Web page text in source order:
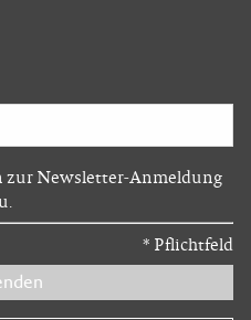
zur Newsletter-Anmeldung
* Pflichtfeld